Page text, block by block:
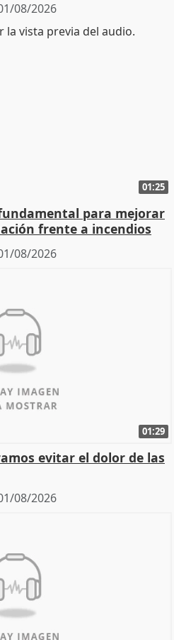
08/2026
01:25
para mejorar
frente a incendios
08/2026
01:29
evitar el dolor de las
08/2026